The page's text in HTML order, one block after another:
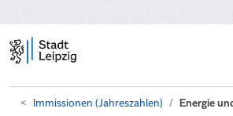
Immissionen (Jahreszahlen) Energie